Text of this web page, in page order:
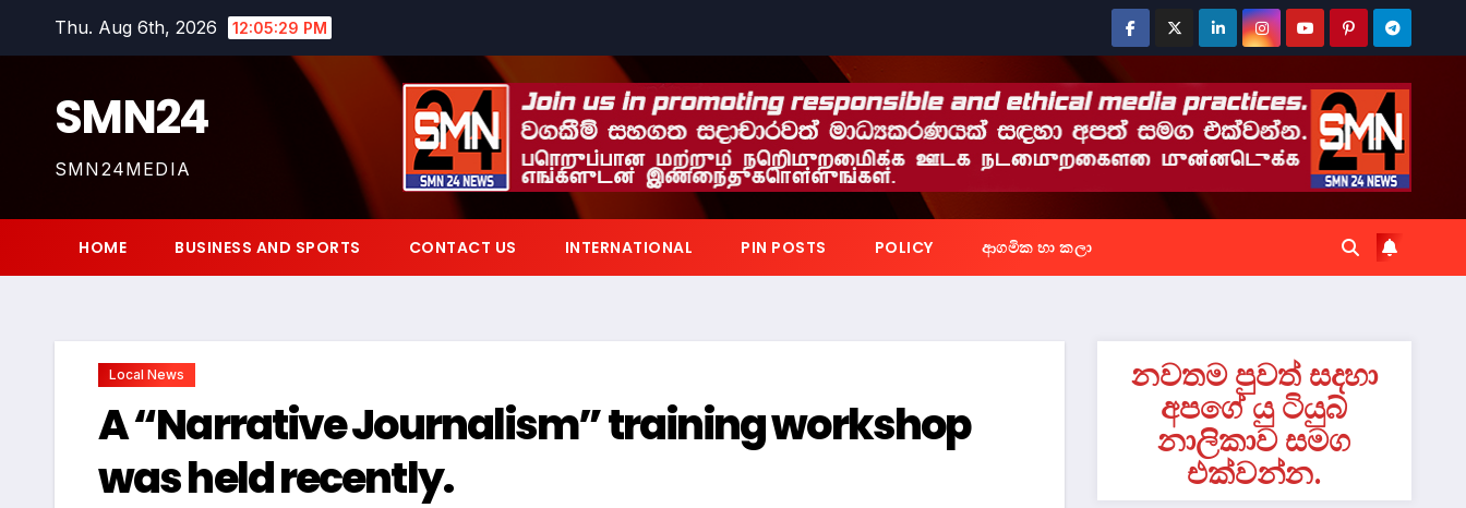
Thu. Aug 6th, 2026 12:05:30 PM
SMN24
SMN24MEDIA
HOME BUSINESS AND SPORTS CONTACT US INTERNATIONAL PIN POSTS POLICY ආගමික හා කලා
Local News
A “Narrative Journalism” training workshop
was held recently.
නවතම පුවත් සදහා
අපගේ යු ටියුබ්
නාලිකාව සමග
එක්වන්න.